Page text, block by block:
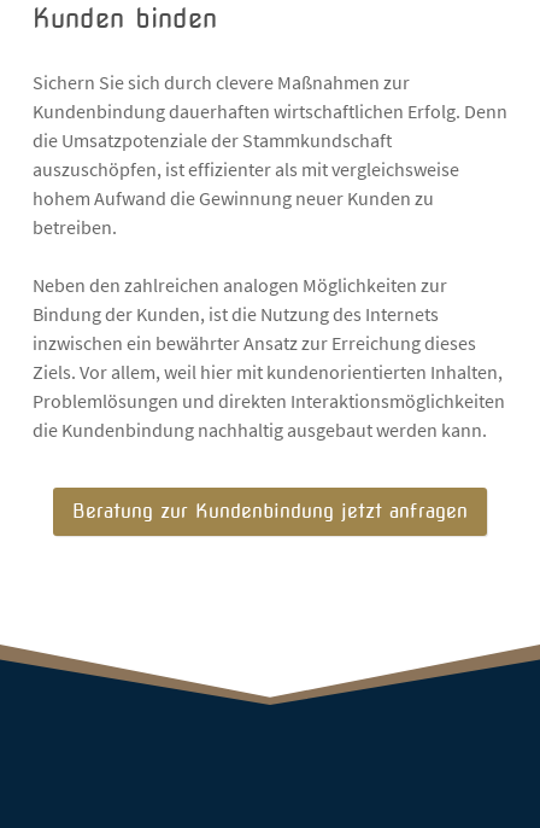
Kunden binden
Sichern Sie sich durch clevere Maßnahmen zur
Kundenbindung dauerhaften wirtschaftlichen Erfolg. Denn
die Umsatzpotenziale der Stammkundschaft
auszuschöpfen, ist effizienter als mit vergleichsweise
hohem Aufwand die Gewinnung neuer Kunden zu
betreiben.
Neben den zahlreichen analogen Möglichkeiten zur
Bindung der Kunden, ist die Nutzung des Internets
inzwischen ein bewährter Ansatz zur Erreichung dieses
Ziels. Vor allem, weil hier mit kundenorientierten Inhalten,
Problemlösungen und direkten Interaktionsmöglichkeiten
die Kundenbindung nachhaltig ausgebaut werden kann.
Beratung zur Kundenbindung jetzt anfragen